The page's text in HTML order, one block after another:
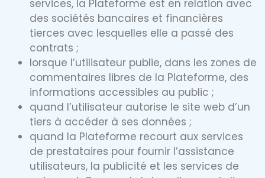
services, la Plateforme est en relation avec
des sociétés bancaires et financières
tierces avec lesquelles elle a passé des
contrats ;
lorsque l’utilisateur publie, dans les zones de
commentaires libres de la Plateforme, des
informations accessibles au public ;
quand l’utilisateur autorise le site web d’un
tiers à accéder à ses données ;
quand la Plateforme recourt aux services
de prestataires pour fournir l’assistance
utilisateurs, la publicité et les services de